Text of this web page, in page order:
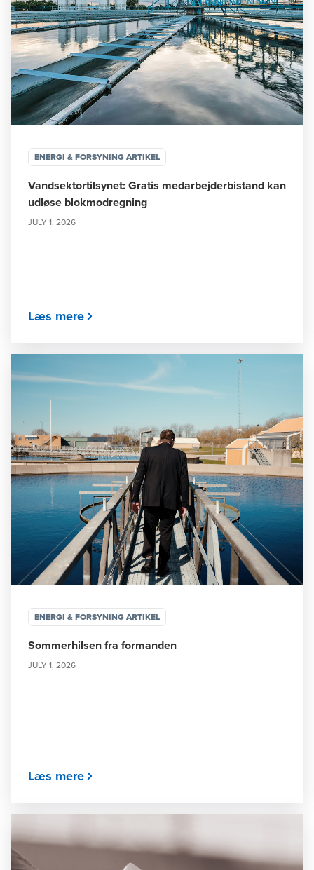
ENERGI & FORSYNING ARTIKEL
Vandsektortilsynet: Gratis medarbejderbistand kan
udløse blokmodregning
JULY 1, 2026
Læs mere
ENERGI & FORSYNING ARTIKEL
Sommerhilsen fra formanden
JULY 1, 2026
Læs mere